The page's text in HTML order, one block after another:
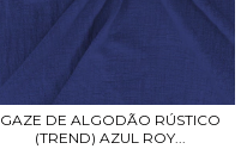
GAZE DE ALGODÃO RÚSTICO
(TREND) AZUL ROY...